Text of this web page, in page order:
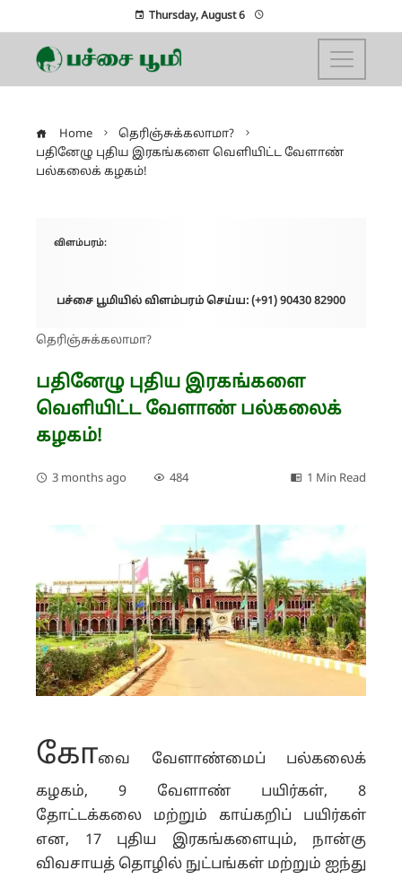
Thursday, August 6
Home
தெரிஞ்சுக்கலாமா?
பதினேழு புதிய இரகங்களை வெளியிட்ட வேளாண்
பல்கலைக் கழகம்!
விளம்பரம்:
பச்சை பூமியில் விளம்பரம் செய்ய: (+91) 90430 82900
தெரிஞ்சுக்கலாமா?
பதினேழு புதிய இரகங்களை
வெளியிட்ட வேளாண் பல்கலைக்
கழகம்!
3 months ago 484 1 Min Read
கோவை வேளாண்மைப் பல்கலைக்
கழகம், 9 வேளாண் பயிர்கள், 8
தோட்டக்கலை மற்றும் காய்கறிப் பயிர்கள்
என, 17 புதிய இரகங்களையும், நான்கு
விவசாயத் தொழில் நுட்பங்கள் மற்றும் ஐந்து